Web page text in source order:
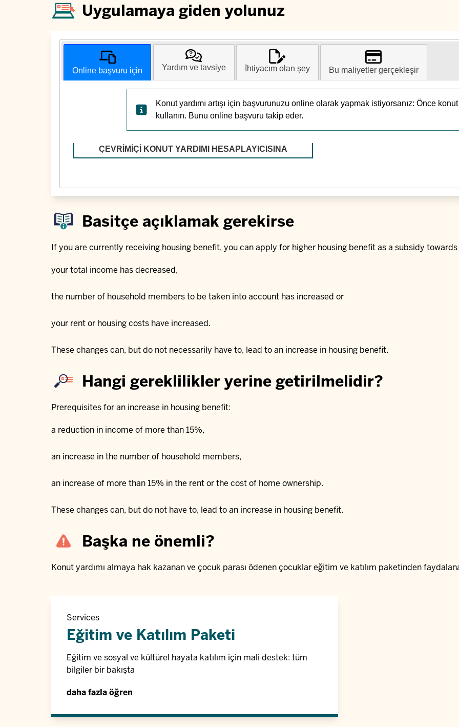
Uygulamaya giden yolunuz
Online başvuru için Yardım ve tavsiye İhtiyacım olan şey Bu maliyetler gerçekleşir
Konut yardımı artışı için başvurunuzu online olarak yapmak istiyorsanız: Önce konut
kullanın. Bunu online başvuru takip eder.
ÇEVRIMIÇI KONUT YARDIMI HESAPLAYICISINA
Basitçe açıklamak gerekirse
If you are currently receiving housing benefit, you can apply for higher housing benefit as a subsidy
your total income has decreased,
the number of household members to be taken into account has increased or
your rent or housing costs have increased.
These changes can, but do not necessarily have to, lead to an increase in housing benefit.
Hangi gereklilikler yerine getirilmelidir?
Prerequisites for an increase in housing benefit:
a reduction in income of more than 15%,
an increase in the number of household members,
an increase of more than 15% in the rent or the cost of home ownership.
These changes can, but do not have to, lead to an increase in housing benefit.
Başka ne önemli?
Konut yardımı almaya hak kazanan ve çocuk parası ödenen çocuklar eğitim ve katılım paketinden
Services
Eğitim ve Katılım Paketi
Eğitim ve sosyal ve kültürel hayata katılım için mali destek: tüm
bilgiler bir bakışta
daha fazla öğren